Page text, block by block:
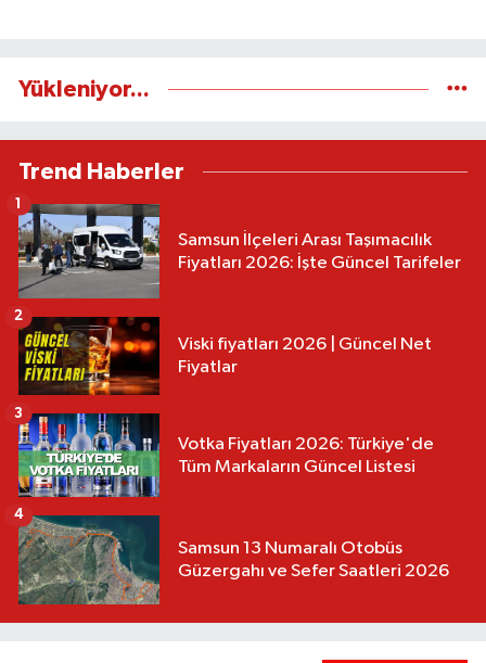
Yükleniyor...
Trend Haberler
Samsun İlçeleri Arası Taşımacılık
Fiyatları 2026: İşte Güncel Tarifeler
1
Viski fiyatları 2026 | Güncel Net
Fiyatlar
2
Votka Fiyatları 2026: Türkiye'de
Tüm Markaların Güncel Listesi
3
Samsun 13 Numaralı Otobüs
Güzergahı ve Sefer Saatleri 2026
4